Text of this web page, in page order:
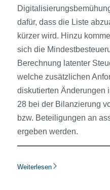
dafür, dass die Liste
kürzer wird. Hinzu
sich die
Berechnung latenter
welche zusätzlichen
diskutierten Änderungen
28 bei der Bilanzierung
bzw. Beteiligungen an
ergeben werden.
Weiterlesen